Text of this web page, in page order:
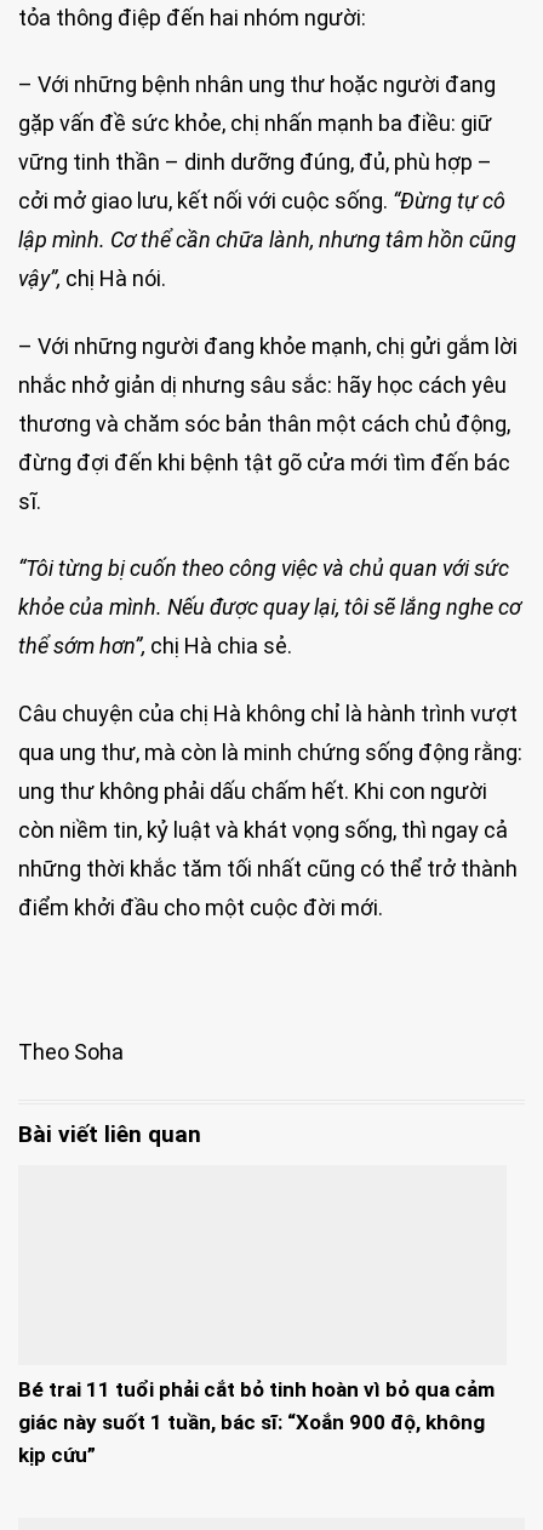
tỏa thông điệp đến hai nhóm người:
– Với những bệnh nhân ung thư hoặc người đang
gặp vấn đề sức khỏe, chị nhấn mạnh ba điều: giữ
vững tinh thần – dinh dưỡng đúng, đủ, phù hợp –
cởi mở giao lưu, kết nối với cuộc sống. “Đừng tự cô
lập mình. Cơ thể cần chữa lành, nhưng tâm hồn cũng
vậy”, chị Hà nói.
– Với những người đang khỏe mạnh, chị gửi gắm lời
nhắc nhở giản dị nhưng sâu sắc: hãy học cách yêu
thương và chăm sóc bản thân một cách chủ động,
đừng đợi đến khi bệnh tật gõ cửa mới tìm đến bác
sĩ.
“Tôi từng bị cuốn theo công việc và chủ quan với sức
khỏe của mình. Nếu được quay lại, tôi sẽ lắng nghe cơ
thể sớm hơn”, chị Hà chia sẻ.
Câu chuyện của chị Hà không chỉ là hành trình vượt
qua ung thư, mà còn là minh chứng sống động rằng:
ung thư không phải dấu chấm hết. Khi con người
còn niềm tin, kỷ luật và khát vọng sống, thì ngay cả
những thời khắc tăm tối nhất cũng có thể trở thành
điểm khởi đầu cho một cuộc đời mới.
Theo Soha
Bài viết liên quan
Bé trai 11 tuổi phải cắt bỏ tinh hoàn vì bỏ qua cảm
giác này suốt 1 tuần, bác sĩ: “Xoắn 900 độ, không
kịp cứu”